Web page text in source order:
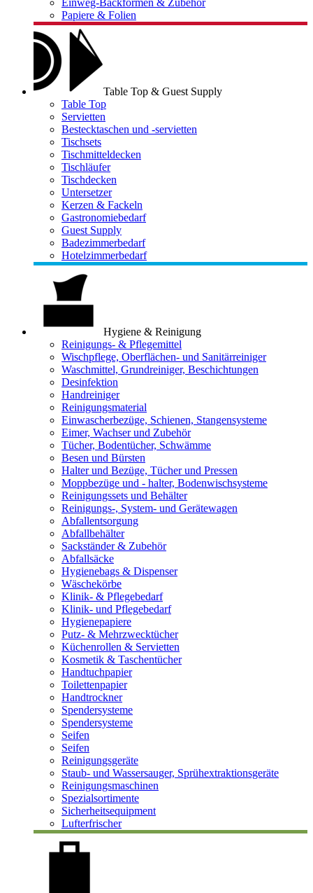
Einweg-Backformen & Zubehör
Papiere & Folien
Table Top & Guest Supply
Table Top
Servietten
Bestecktaschen und -servietten
Tischsets
Tischmitteldecken
Tischläufer
Tischdecken
Untersetzer
Kerzen & Fackeln
Gastronomiebedarf
Guest Supply
Badezimmerbedarf
Hotelzimmerbedarf
Hygiene & Reinigung
Reinigungs- & Pflegemittel
Wischpflege, Oberflächen- und Sanitärreiniger
Waschmittel, Grundreiniger, Beschichtungen
Desinfektion
Handreiniger
Reinigungsmaterial
Einwascherbezüge, Schienen, Stangensysteme
Eimer, Wachser und Zubehör
Tücher, Bodentücher, Schwämme
Besen und Bürsten
Halter und Bezüge, Tücher und Pressen
Moppbezüge und - halter, Bodenwischsysteme
Reinigungssets und Behälter
Reinigungs-, System- und Gerätewagen
Abfallentsorgung
Abfallbehälter
Sackständer & Zubehör
Abfallsäcke
Hygienebags & Dispenser
Wäschekörbe
Klinik- & Pflegebedarf
Klinik- und Pflegebedarf
Hygienepapiere
Putz- & Mehrzwecktücher
Küchenrollen & Servietten
Kosmetik & Taschentücher
Handtuchpapier
Toilettenpapier
Handtrockner
Spendersysteme
Spendersysteme
Seifen
Seifen
Reinigungsgeräte
Staub- und Wassersauger, Sprühextraktionsgeräte
Reinigungsmaschinen
Spezialsortimente
Sicherheitsequipment
Lufterfrischer